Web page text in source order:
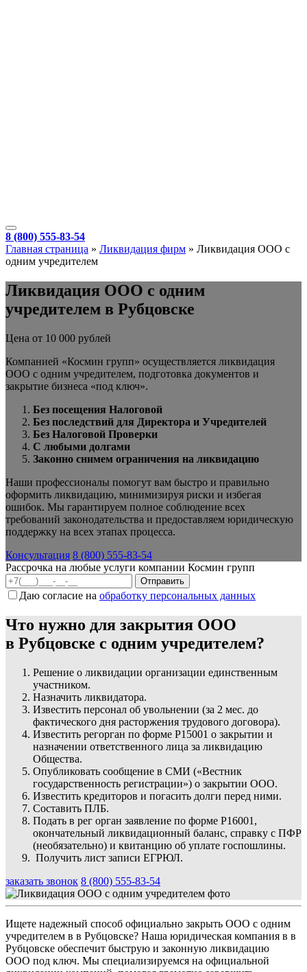
8 (800) 555-83-54
Главная страница » Ликвидация фирм » Ликвидация ООО с
одним учредителем
Ликвидация ООО с одним
учредителем в Рубцовске
Цена от 10 000 рублей
Компанией «Космин групп» осуществляется ликвидация
ООО с одним учредителем, подготовка документов и
закрытие бизнеса «под ключ».
Без посещения Налоговой
Без последствий для Директора и Учредителей
Без Налоговой Проверки
С любыми долгами
Законно снимем ограничения на ликвидацию
Наши профессионалы помогут вам быстро и правильно
оформить ликвидацию, минимизируя риски и избегая
ошибок. Мы гарантируем полное соблюдение всех
требований законодательства и предоставляем юридическую
поддержку на всех этапах процесса.
Консультация 8 (800) 555-83-54
Рассрочка на любые услуги компании Космин групп
Даю согласие на обработку персональных данных
Что нужно для закрытия ООО
в Рубцовске с одним учредителем?
Решение о ликвидации организации единственным
участником.
Назначить ликвидатора.
Известить персонал об увольнении (за 2 мес. до
фактического дня расторжения трудового договора).
Известить регорган по форме Р15001 о закрытии и
назначении ответственного лица за ликвидацию
Общества.
Опубликовать сообщение в СМИ («Вестник
государственность регистрации») о закрытии ООО.
Известить кредиторов и погасить долги перед ними.
Составить ПЛБ.
Подать в рег орган заявление по форме Р16001,
окончательный ликвидационный баланс, справку с ПФР
(необязательно) и квитанцию об уплате госпошлины.
Получить лист записи ЕГРЮЛ.
заказать звонок 8 (800) 555-83-54
Ищете надежный способ официально закрыть ООО с одним
учредителем в в Рубцовске? Наша юридическая компания в в
Рубцовске обеспечит быструю и законную ликвидацию
ООО под ключ. Мы специализируемся на официальной